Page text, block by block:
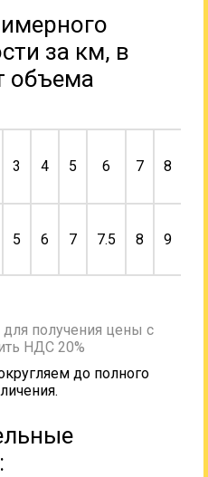
за км, в
объема
3 4 5 6 7 8
5 6 7 7.5 8 9
получения цены с
НДС 20%
до полного